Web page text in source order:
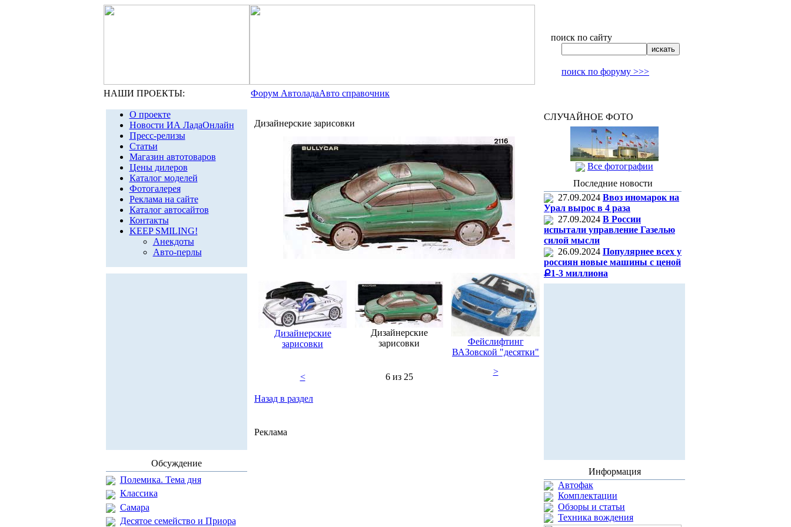
поиск по сайту
поиск по форуму >>>
НАШИ ПРОЕКТЫ: Форум АвтоладаАвто справочник
О проекте
Новости ИА ЛадаОнлайн
Пресс-релизы
Статьи
Магазин автотоваров
Цены дилеров
Каталог моделей
Фотогалерея
Реклама на сайте
Каталог автосайтов
Контакты
KEEP SMILING!
Анекдоты
Авто-перлы
Обсуждение
Полемика. Тема дня
Классика
Самара
Десятое семейство и Приора
Дизайнерские зарисовки
Дизайнерские
зарисовки
Дизайнерские
зарисовки
Фейслифтинг
ВАЗовской "десятки"
< 6 из 25
>
Назад в раздел
Реклама
СЛУЧАЙНОЕ ФОТО
Все фотографии
Последние новости
27.09.2024 Ввоз иномарок на
Урал вырос в 4 раза
27.09.2024 В России
испытали управление Газелью
силой мысли
26.09.2024 Популярнее всех у
россиян новые машины с ценой
Ք1-3 миллиона
Информация
Автофак
Комплектации
Обзоры и статьи
Техника вождения